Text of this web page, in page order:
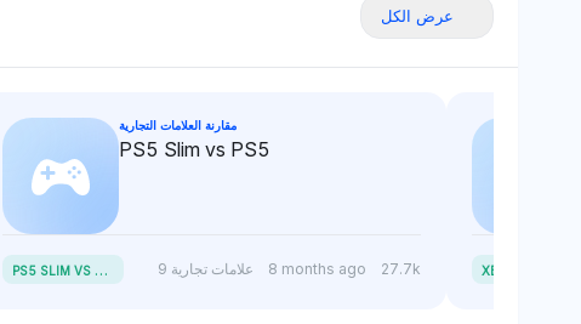
عرض الكل
مقارنة العلامات التجارية
PS5 Slim vs PS5
P
S5 SLIM VS PS5 9 علامات تجارية 8 months ago 27.7k